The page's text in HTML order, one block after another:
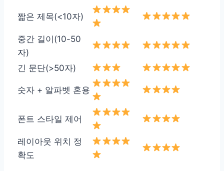
짧은 제목(<10자)
중간 길이(10-50
자)
긴 문단(>50자)
숫자 + 알파벳 혼용
폰트 스타일 제어
레이아웃 위치 정
확도